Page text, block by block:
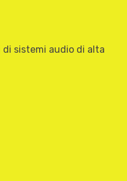
sistemi audio di alta